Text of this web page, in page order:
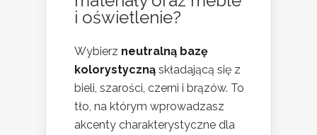
i oświetlenie?
Wybierz neutralną bazę
kolorystyczną składającą się z
bieli, szarości, czerni i brązów. To
tło, na którym wprowadzasz
akcenty charakterystyczne dla